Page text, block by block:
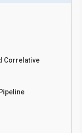
Correlative